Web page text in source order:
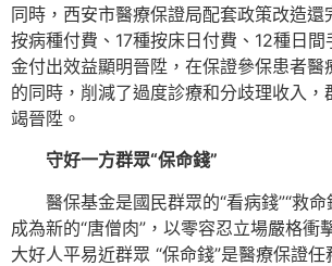
同時，西安市醫療保證局配套政策改造
按病種付費、17種按床日付費、12種日
金付出效益顯明晉陞，在保證參保患者醫
的同時，削減了過度診療和分歧理收入，
竭晉陞。
守好一方群眾“保命錢”
醫保基金是國民群眾的“看病錢”“救
成為新的“唐僧肉”，以零容忍立場嚴格衝
大好人平易近群眾 “保命錢”是醫療保證